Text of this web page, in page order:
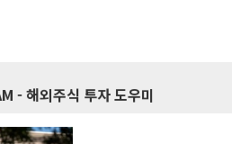
- 해외주식 투자 도우미